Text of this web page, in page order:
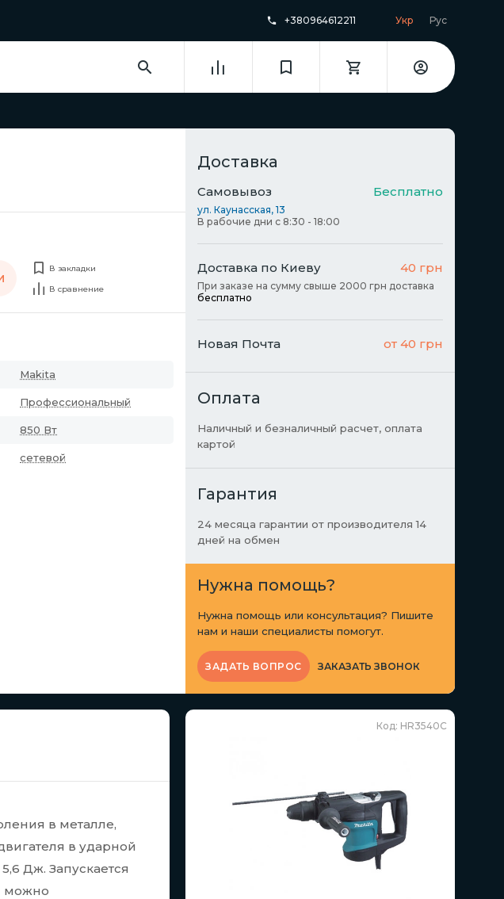
+380964612211 Укр Рус
В закладки
В сравнение
Makita
Профессиональный
850 Вт
сетевой
Доставка
Самовывоз Бесплатно
ул. Каунасская, 13
В рабочие дни с 8:30 - 18:00
Доставка по Киеву 40 грн
При заказе на сумму свыше 2000 грн доставка
бесплатно
Новая Почта от 40 грн
Оплата
Наличный и безналичный расчет, оплата
картой
Гарантия
24 месяца гарантии от производителя 14
дней на обмен
Нужна помощь?
Нужна помощь или консультация? Пишите
нам и наши специалисты помогут.
ЗАДАТЬ ВОПРОС ЗАКАЗАТЬ ЗВОНОК
в металле,
в ударной
Дж. Запускается
можно
Код: HR3540C